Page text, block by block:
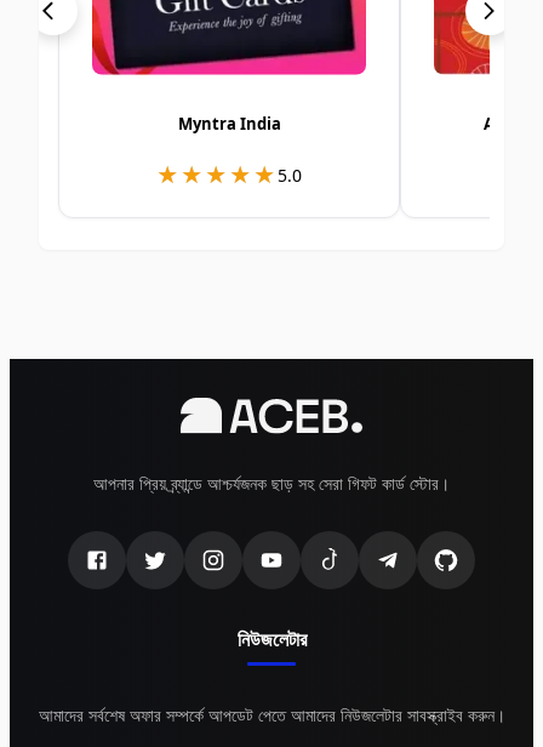
Myntra India
★★★★★
★★★★★5.0
আপনার প্রিয় ব্র্যান্ডে আশ্চর্যজনক ছাড় সহ সেরা গিফট কার্ড স্টোর।
নিউজলেটার
আমাদের সর্বশেষ অফার সম্পর্কে আপডেট পেতে আমাদের নিউজলেটার সাবস্ক্রাইব করুন।